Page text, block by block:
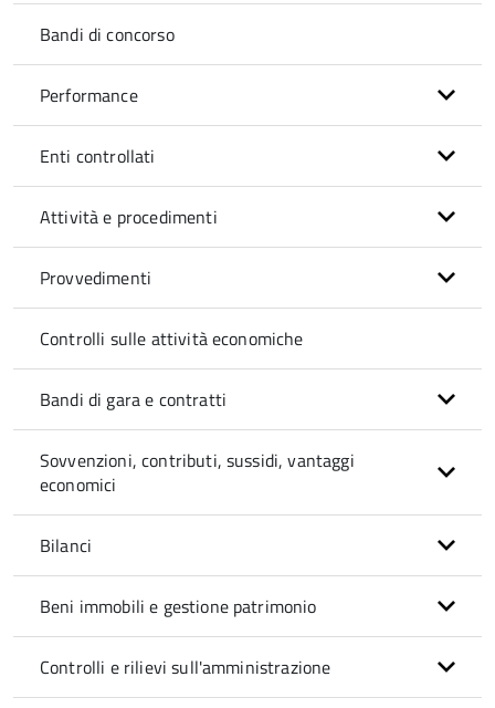
Bandi di concorso
Performance
Enti controllati
Attività e procedimenti
Provvedimenti
Controlli sulle attività economiche
Bandi di gara e contratti
Sovvenzioni, contributi, sussidi, vantaggi
economici
Bilanci
Beni immobili e gestione patrimonio
Controlli e rilievi sull'amministrazione